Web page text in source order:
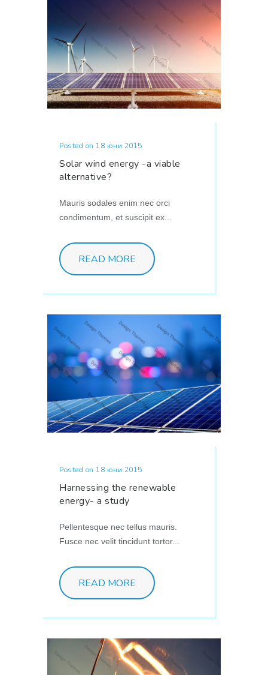
Posted on 18 юни 2015
Solar wind energy -a viable
alternative?
Mauris sodales enim nec orci
condimentum, et suscipit ex...
READ MORE
Posted on 18 юни 2015
Harnessing the renewable
energy- a study
Pellentesque nec tellus mauris.
Fusce nec velit tincidunt tortor...
READ MORE